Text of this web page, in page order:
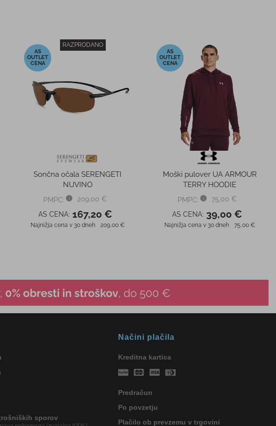
-20%
RAZPRODANO
Sončna očala SERENGETI
NUVINO
PMPC:
209,00 €
AS CENA: 167,20 €
Najnižja cena v 30 dneh 209,00 €
-48%
Moški pulover UA ARMOUR
TERRY HOODIE
PMPC:
75,00 €
AS CENA: 39,00 €
Najnižja cena v 30 dneh 75,00 €
sporov
Načini plačila
Kreditna kartica
Predračun
Po povzetju
Plačilo ob prevzemu v trgovini